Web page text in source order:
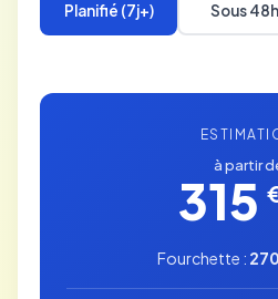
Planifié (7j+) Sous 48h
à partir
315
Fourchette :